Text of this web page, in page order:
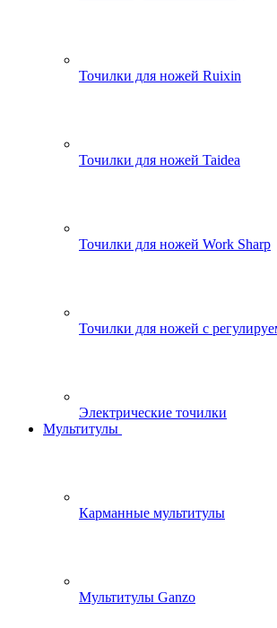
Точилки для ножей Ruixin
Точилки для ножей Taidea
Точилки для ножей Work Sharp
Точилки для ножей с
Электрические точилки
Мультитулы
Карманные мультитулы
Мультитулы Ganzo